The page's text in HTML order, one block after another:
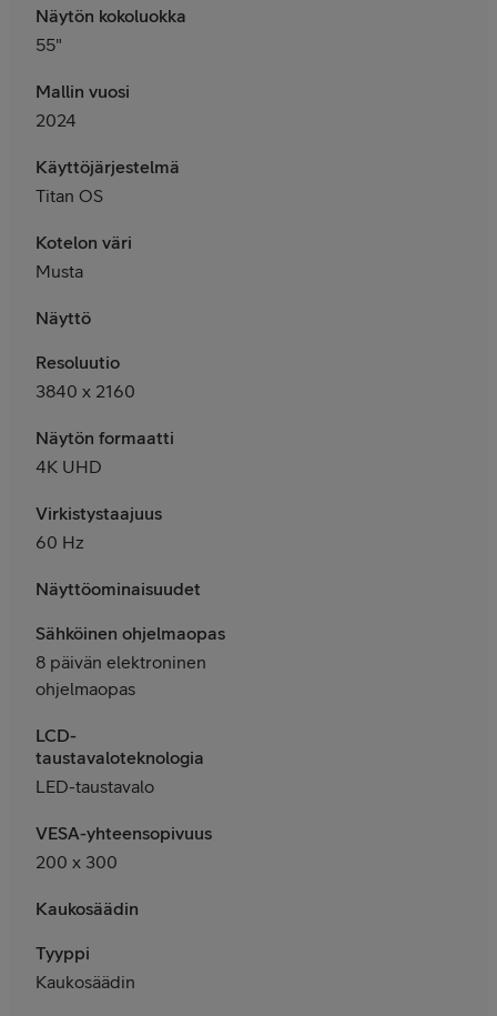
Näytön kokoluokka
55"
Mallin vuosi
2024
Käyttöjärjestelmä
Titan OS
Kotelon väri
Musta
Näyttö
Resoluutio
3840 x 2160
Näytön formaatti
4K UHD
Virkistystaajuus
60 Hz
Näyttöominaisuudet
Sähköinen ohjelmaopas
8 päivän elektroninen
ohjelmaopas
LCD-
taustavaloteknologia
LED-taustavalo
VESA-yhteensopivuus
200 x 300
Kaukosäädin
Tyyppi
Kaukosäädin